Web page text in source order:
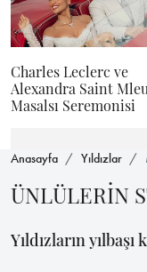
Charles Leclerc ve
Alexandra Saint
Masalsı Seremonisi
Anasayfa Yıldızlar
ÜNLÜLERİN
Yıldızların